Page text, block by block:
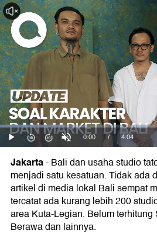
Jakarta-Bali dan usaha studio
menjadi satu kesatuan. Tidak ada
artikel di media lokal Bali sempat
tercatat ada kurang lebih 200
area Kuta-Legian. Belum
Berawa dan lainnya.